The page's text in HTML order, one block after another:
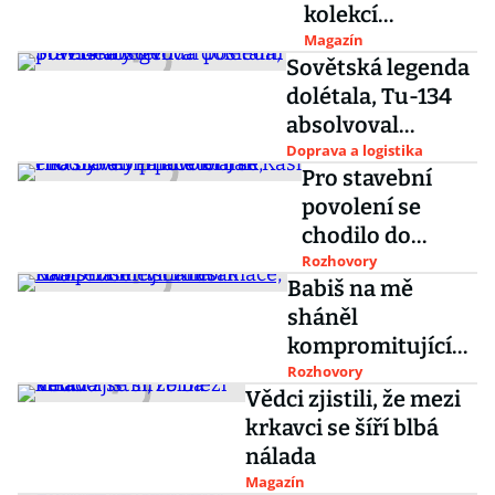
kolekcí
luxusních
značek se
dostávají i
bizarní kousky
Magazín
Sovětská legenda
dolétala, Tu-134
absolvoval
poslední
pravidelný let
Doprava a logistika
Pro stavební
povolení se
chodilo do
Paláce Blaník,
říká bývalý
primátor Jan
Kasl
Rozhovory
Babiš na mě
sháněl
kompromitující
informace, říká
režisér Vít Klusák
Rozhovory
Vědci zjistili, že mezi
krkavci se šíří blbá
nálada
Magazín